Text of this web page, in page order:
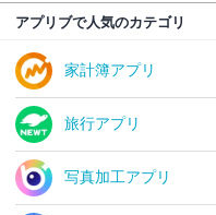
アプリブで人気のカテゴリ
家計簿アプリ
旅行アプリ
写真加工アプリ